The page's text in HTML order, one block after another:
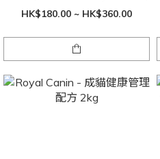
HK$180.00 ~ HK$360.00